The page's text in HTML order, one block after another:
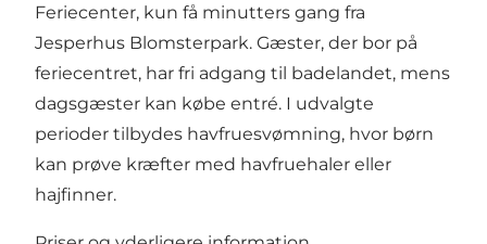
Feriecenter, kun få minutters gang fra
Jesperhus Blomsterpark. Gæster, der bor på
feriecentret, har fri adgang til badelandet, mens
dagsgæster kan købe entré. I udvalgte
perioder tilbydes havfruesvømning, hvor børn
kan prøve kræfter med havfruehaler eller
hajfinner.